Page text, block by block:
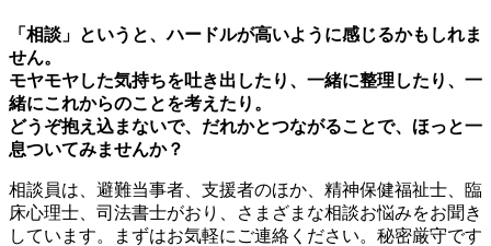
「相談」というと、ハードルが高いように感じるかもしれま
せん。
モヤモヤした気持ちを吐き出したり、一緒に整理したり、一
緒にこれからのことを考えたり。
どうぞ抱え込まないで、だれかとつながることで、ほっと一
息ついてみませんか？
相談員は、避難当事者、支援者のほか、精神保健福祉士、臨
床心理士、司法書士がおり、さまざまな相談お悩みをお聞き
しています。まずはお気軽にご連絡ください。秘密厳守です